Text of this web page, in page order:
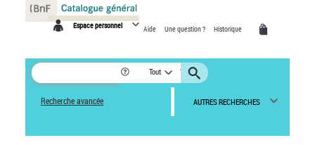
Espace personnel Aide Une question ? Historique
Tout
Recherche avancée AUTRES RECHERCHES
Panneau de gestion des cookies